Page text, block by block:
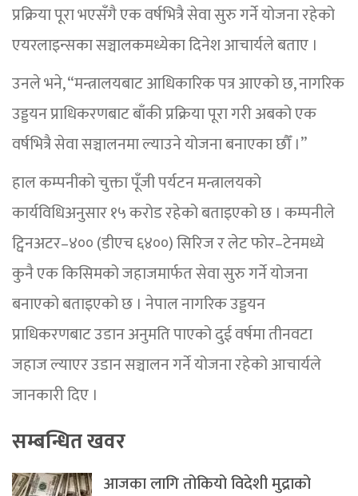
प्रक्रिया पूरा भएसँगै एक वर्षभित्रै सेवा सुरु गर्ने योजना रहेको
एयरलाइन्सका सञ्चालकमध्येका दिनेश आचार्यले बताए ।
उनले भने, “मन्त्रालयबाट आधिकारिक पत्र आएको छ, नागरिक
उड्डयन प्राधिकरणबाट बाँकी प्रक्रिया पूरा गरी अबको एक
वर्षभित्रै सेवा सञ्चालनमा ल्याउने योजना बनाएका छौँ ।”
हाल कम्पनीको चुक्ता पूँजी पर्यटन मन्त्रालयको
कार्यविधिअनुसार १५ करोड रहेको बताइएको छ । कम्पनीले
ट्विनअटर–४०० (डीएच ६४००) सिरिज र लेट फोर–टेनमध्ये
कुनै एक किसिमको जहाजमार्फत सेवा सुरु गर्ने योजना
बनाएको बताइएको छ । नेपाल नागरिक उड्डयन
प्राधिकरणबाट उडान अनुमति पाएको दुई वर्षमा तीनवटा
जहाज ल्याएर उडान सञ्चालन गर्ने योजना रहेको आचार्यले
जानकारी दिए ।
सम्बन्धित खवर
आजका लागि तोकियो विदेशी मुद्राको